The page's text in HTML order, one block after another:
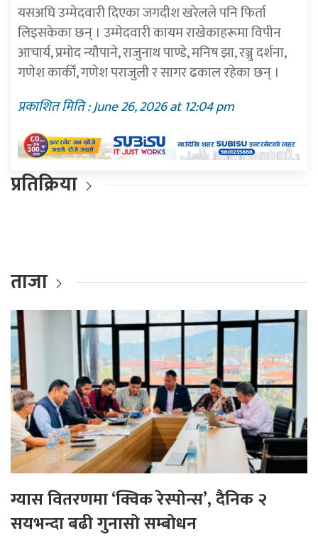
यसअघि उम्मेदवारी दिएका जगदीश खरेलले पनि फिर्ता
लिइसकेका छन् । उम्मेदवारी कायम राखेकाहरूमा विपीन
आचार्य, प्रमोद न्यौपाने, राजुनाथ पाण्डे, मनिष झा, रञ्जु दर्शना,
गणेश कार्की, गणेश पराजुली र सागर ढकाल रहेका छन् ।
प्रकाशित मिति : June 26, 2026 at 12:04 pm
प्रतिक्रिया
ताजा
ग्यास वितरणमा ‘क्विक रेस्पोन्स’, दैनिक २
सयभन्दा बढी गुनासो सम्बोधन